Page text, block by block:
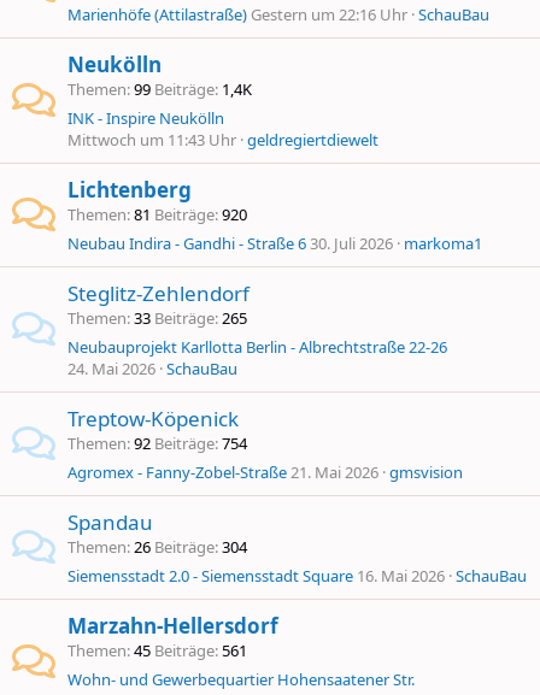
Marienhöfe (Attilastraße) Gestern um 22:16 Uhr SchauBau
Neukölln
Themen 99 Beiträge 1,4K
INK - Inspire Neukölln
Mittwoch um 11:43 Uhr geldregiertdiewelt
Lichtenberg
Themen 81 Beiträge 920
Neubau Indira - Gandhi - Straße 630. Juli 2026 markoma1
Steglitz-Zehlendorf
Themen 33 Beiträge 265
Neubauprojekt Karllotta Berlin - Albrechtstraße 22-26
24. Mai 2026 SchauBau
Treptow-Köpenick
Themen 92 Beiträge 754
Agromex - Fanny-Zobel-Straße21. Mai 2026 gmsvision
Spandau
Themen 26 Beiträge 304
Siemensstadt 2.0 - Siemensstadt Square 16. Mai 2026 SchauBau
Marzahn-Hellersdorf
Themen 45 Beiträge 561
Wohn- und Gewerbequartier Hohensaatener Str.